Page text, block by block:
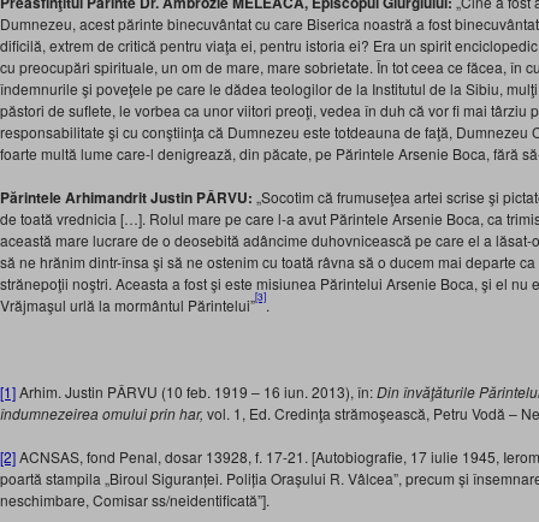
Dumnezeu, acest părinte binecuvântat cu care Biserica noastră a fost
dificilă, extrem de critică pentru viaţa ei, pentru istoria ei? Era un spirit
cu preocupări spirituale, un om de mare, mare sobrietate. În tot ceea ce făcea, în
îndemnurile şi poveţele pe care le dădea teologilor de la Institutul de la Sibiu,
păstori de suflete, le vorbea ca unor viitori preoţi, vedea în duh că vor fi mai târziu
responsabilitate şi cu conştiinţa că Dumnezeu este totdeauna de faţă, Dumnezeu
foarte multă lume care-l denigrează, din păcate, pe Părintele Arsenie Boca, fără
Părintele Arhimandrit Justin PÂRVU: „Socotim că frumuseţea artei scrise şi
de toată vrednicia […]. Rolul mare pe care l-a avut Părintele Arsenie Boca, ca
această mare lucrare de o deosebită adâncime duhovnicească pe care el a
să ne hrănim dintr-însa şi să ne ostenim cu toată râvna să o ducem mai departe
strănepoţii noştri. Aceasta a fost şi este misiunea Părintelui Arsenie Boca, şi el
Vrăjmaşul urlă la mormântul Părintelui”[3].
[1]Arhim. Justin PÂRVU (10 feb. 1919 – 16 iun. 2013), în:Din învăţăturile
îndumnezeirea omului prin har, vol. 1, Ed. Credinţa strămoşească, Petru Vodă –
[2]ACNSAS, fond Penal, dosar 13928, f. 17-21. [Autobiografie, 17 iulie 1945,
poartă stampila „Biroul Siguranței. Poliția Orașului R. Vâlcea”, precum și
neschimbare, Comisar ss/neidentificată”].